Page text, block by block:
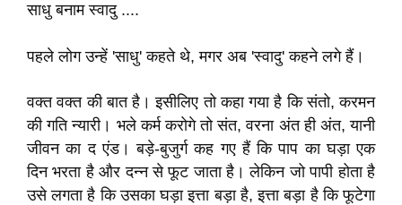
साधु बनाम स्वादु ....
पहले लोग उन्हें 'साधु' कहते थे, मगर अब 'स्वादु' कहने लगे हैं।
वक्त वक्त की बात है। इसीलिए तो कहा गया है कि संतो, करमन
की गति न्यारी। भले कर्म करोगे तो संत, वरना अंत ही अंत, यानी
जीवन का द एंड। बड़े-बुजुर्ग कह गए हैं कि पाप का घड़ा एक
दिन भरता है और दन्न से फूट जाता है। लेकिन जो पापी होता है
उसे लगता है कि उसका घड़ा इत्ता बड़ा है, इत्ता बड़ा है कि फूटेगा